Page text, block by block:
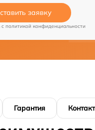
заявку
c политикой конфиденциальности
Гарантия